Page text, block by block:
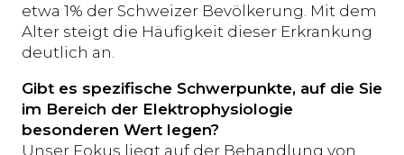
etwa 1% der Schweizer Bevölkerung. Mit dem
Alter steigt die Häufigkeit dieser Erkrankung
deutlich an.
Gibt es spezifische Schwerpunkte, auf die Sie
im Bereich der Elektrophysiologie
besonderen Wert legen?
Unser Fokus liegt auf der Behandlung von